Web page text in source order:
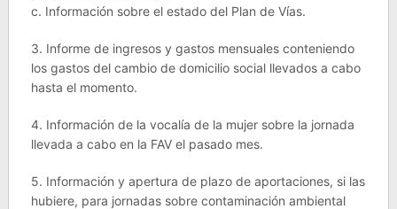
c. Información sobre el estado del Plan de Vías.
3. Informe de ingresos y gastos mensuales conteniendo
los gastos del cambio de domicilio social llevados a cabo
hasta el momento.
4. Información de la vocalía de la mujer sobre la jornada
llevada a cabo en la FAV el pasado mes.
5. Información y apertura de plazo de aportaciones, si las
hubiere, para jornadas sobre contaminación ambiental